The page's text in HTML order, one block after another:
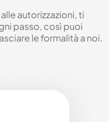
autorizzazioni, ti
passo, così puoi
le formalità a noi.